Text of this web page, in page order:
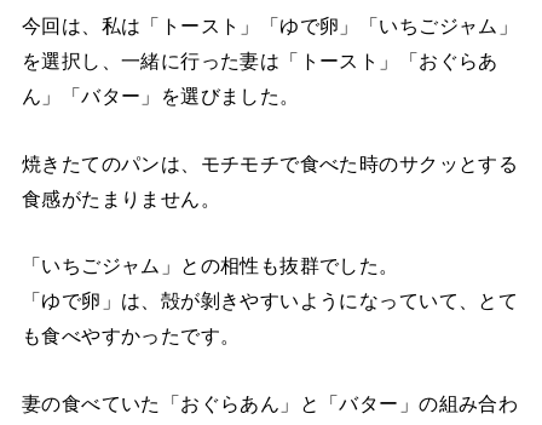
今回は、私は「トースト」「ゆで卵」「いちごジャム」
を選択し、一緒に行った妻は「トースト」「おぐらあ
ん」「バター」を選びました。
焼きたてのパンは、モチモチで食べた時のサクッとする
食感がたまりません。
「いちごジャム」との相性も抜群でした。
「ゆで卵」は、殻が剝きやすいようになっていて、とて
も食べやすかったです。
妻の食べていた「おぐらあん」と「バター」の組み合わ